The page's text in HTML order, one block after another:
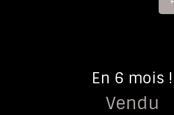
En 6 mois !
Vendu